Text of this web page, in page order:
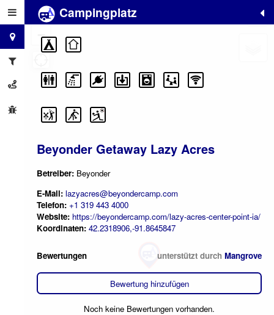
Campingplatz
Beyonder Getaway Lazy Acres
Betreiber: Beyonder
E-Mail: lazyacres@beyondercamp.com
Telefon: +1 319 443 4000
Website: https://beyondercamp.com/lazy-acres-center-point-ia/
Koordinaten: 42.2318906,-91.8645847
Bewertungen unterstützt durch Mangrove
Bewertung hinzufügen
Noch keine Bewertungen vorhanden.
+
−